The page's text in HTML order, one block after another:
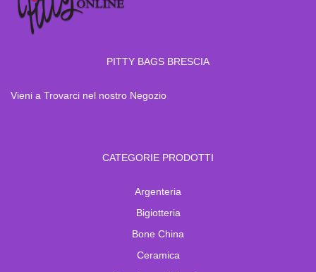
PITTY BAGS BRESCIA
Vieni a Trovarci nel nostro Negozio
CATEGORIE PRODOTTI
Argenteria
Bigiotteria
Bone China
Ceramica